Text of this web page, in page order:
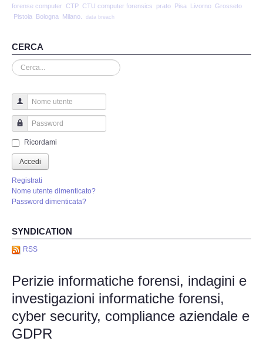
Perizia Documento informatico
Perizia Cloud
Perizia E-mail
Perizia Truffa Banca e Online
Perizia Dash Cam
Perizia software spia
Perizia Controllo lavoratori
Perizia DVR
Perizia IoT e IIoT
Perizia Ransomware Malware
Perizia Incidente Stradale
forense computer CTP CTU computer forensics prato Pisa Livorno Grosseto
Pistoia
Bologna Milano. data breach
CERCA
Cerca...
Nome utente
Password
Ricordami
Accedi
Registrati
Nome utente dimenticato?
Password dimenticata?
SYNDICATION
RSS
Perizie informatiche forensi, indagini e
investigazioni informatiche forensi,
cyber security, compliance aziendale e
GDPR